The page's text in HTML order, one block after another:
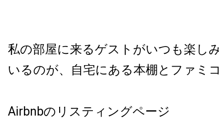
私の部屋に来るゲストがいつも楽し
いるのが、自宅にある本棚とファミ
Airbnbのリスティングページ